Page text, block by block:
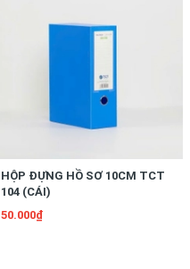
HỘP ĐỰNG HỒ SƠ 10CM TCT
104 (CÁI)
50.000₫